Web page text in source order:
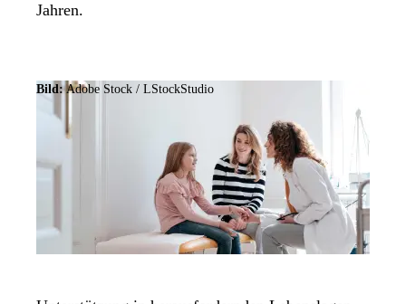
Jahren.
Bild:Adobe Stock / LStockStudio